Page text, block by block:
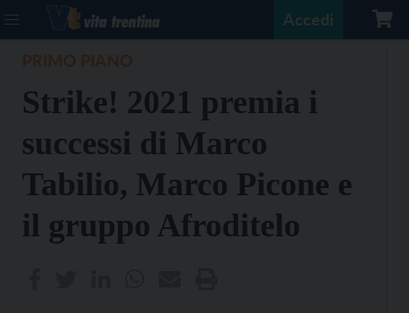
Accedi
Strike! 2021 premia i
successi di Marco
Tabilio, Marco Picone e
il gruppo Afroditelo